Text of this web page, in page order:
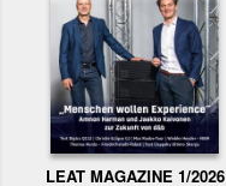
LEAT MAGAZINE 1/2026